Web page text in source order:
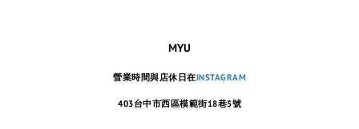
MYU
營業時間與店休日在INSTAGRAM
403台中市西區模範街18巷5號